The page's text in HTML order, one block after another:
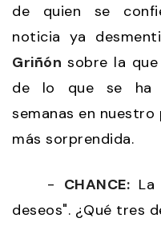
de quien se
noticia ya
Griñón sobre la que
de lo que se ha
semanas en nuestro
más sorprendida.
- CHANCE:
deseos". ¿Qué tres